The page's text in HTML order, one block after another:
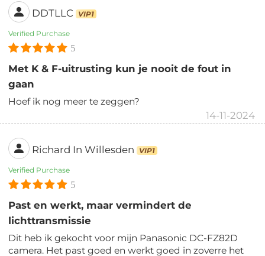
DDTLLC VIP1
Verified Purchase
5
Met K & F-uitrusting kun je nooit de fout in
gaan
Hoef ik nog meer te zeggen?
14-11-2024
Richard In Willesden VIP1
Verified Purchase
5
Past en werkt, maar vermindert de
lichttransmissie
Dit heb ik gekocht voor mijn Panasonic DC-FZ82D
camera. Het past goed en werkt goed in zoverre het